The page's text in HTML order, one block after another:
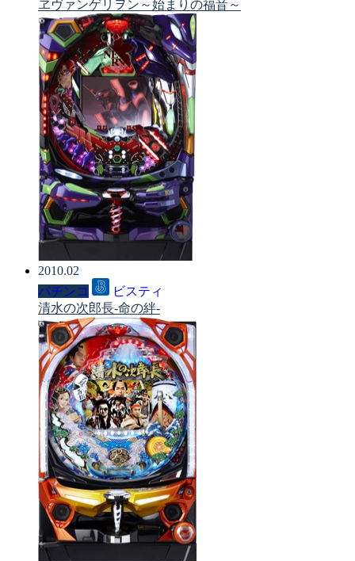
ヱヴァンゲリヲン～始まりの福音～
2010.02
パチンコ
ビスティ
清水の次郎長-命の絆-